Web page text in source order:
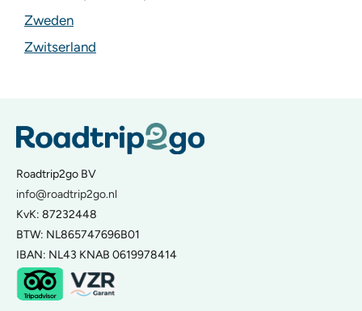
Zweden
Zwitserland
Roadtrip2go BV
info@roadtrip2go.nl
KvK: 87232448
BTW: NL865747696B01
IBAN: NL43 KNAB 0619978414